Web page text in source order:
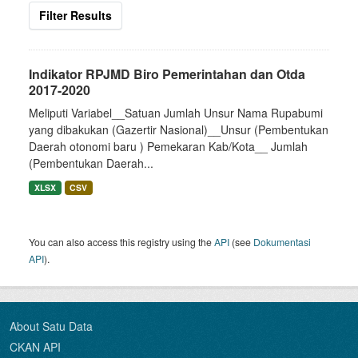
Filter Results
Indikator RPJMD Biro Pemerintahan dan Otda
2017-2020
Meliputi Variabel__Satuan Jumlah Unsur Nama Rupabumi
yang dibakukan (Gazertir Nasional)__Unsur (Pembentukan
Daerah otonomi baru ) Pemekaran Kab/Kota__ Jumlah
(Pembentukan Daerah...
XLSX CSV
You can also access this registry using theAPI (see Dokumentasi
API).
About Satu Data
CKAN API